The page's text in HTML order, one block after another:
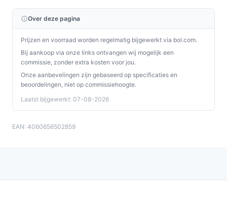
via pick‑up en return vermeld in de productgegevens).
Wat is de belangrijkste afweging bij dit type product?
De kernkeuze is compactheid versus opslagcapaciteit:
dit model biedt een kleine, zichtbare opslag voor
(temperatuurweergave, glazen deur), maar levert niet
de opslagruimte van grotere kasten. Bepaal eerst
hoeveel flessen je echt wilt bewaren en waar je de kast
Over deze pagina
Prijzen en voorraad worden regelmatig bijgewerkt via bol.com.
Bij aankoop via onze links ontvangen wij mogelijk een
commissie, zonder extra kosten voor jou.
Onze aanbevelingen zijn gebaseerd op specificaties en
beoordelingen, niet op commissiehoogte.
Laatst bijgewerkt: 07-08-2026
EAN: 4060656502859